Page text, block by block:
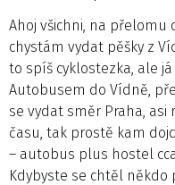
Ahoj všichni, na přelomu
chystám vydat pěšky z
to spíš cyklostezka, ale
Autobusem do Vídně,
se vydat směr Praha,
času, tak prostě kam
– autobus plus hostel
Kdybyste se chtěl někdo